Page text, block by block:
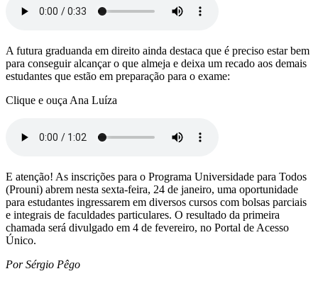
A futura graduanda em direito ainda destaca que é preciso estar bem
para conseguir alcançar o que almeja e deixa um recado aos demais
estudantes que estão em preparação para o exame:
Clique e ouça Ana Luíza
E atenção! As inscrições para o Programa Universidade para Todos
(Prouni) abrem nesta sexta-feira, 24 de janeiro, uma oportunidade
para estudantes ingressarem em diversos cursos com bolsas parciais
e integrais de faculdades particulares. O resultado da primeira
chamada será divulgado em 4 de fevereiro, no Portal de Acesso
Único.
Por Sérgio Pêgo